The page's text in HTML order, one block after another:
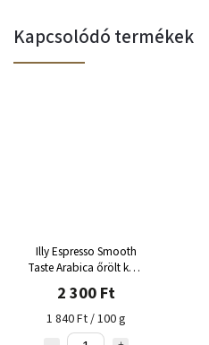
Kapcsolódó termékek
Illy Espresso Smooth
Taste Arabica őrölt kávé
125 g
2 300 Ft
1 840 Ft / 100 g